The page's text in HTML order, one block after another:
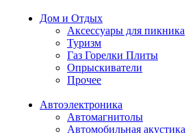
Дом и Отдых
Аксессуары для пикника
Туризм
Газ Горелки Плиты
Опрыскиватели
Прочее
Автоэлектроника
Автомагнитолы
Автомобильная акустика